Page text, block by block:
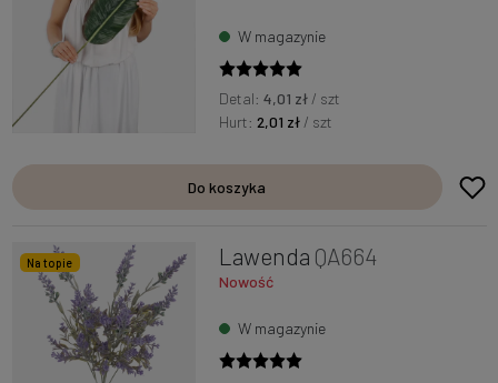
W magazynie
Detal: 4,01 zł / szt
Hurt:2,01 zł / szt
Do koszyka
Na topie Lawenda QA664
Nowość
W magazynie